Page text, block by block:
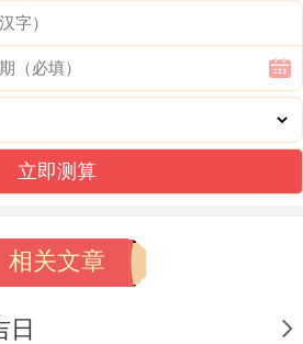
土、行丧、安葬！此日冲
谨慎。
年5月14日。星期四）
、嫁娶，造车器、祭祀，
、入宅，移徙、安床，栽
立即测算
相关文章
日